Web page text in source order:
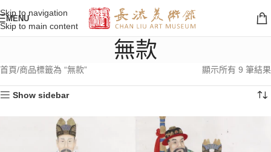
Skip to navigation
Skip to main content
MENU
無款
首頁 商品標籤為 “無款” 顯示所有 9 筆結果
Show sidebar